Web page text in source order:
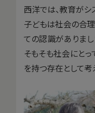
西洋では、教育が
子どもは社会の合理
ての認識がありまし
そもそも社会にとっ
を持つ存在として考